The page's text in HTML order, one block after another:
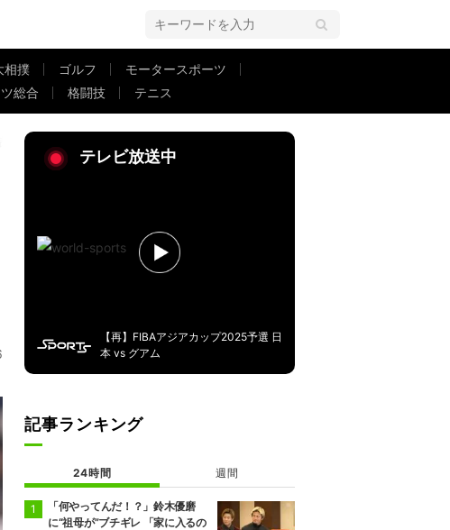
相撲 ゴルフ
モータースポーツ
総合 格闘技 テニス
エースの“険しすぎる表情”にSNS騒然！「マジで信じられんって感じ」「泣きそう
テレビ放送中
【再】FIBAアジアカップ2025予選 日
本 vs グアム
記事ランキング
24時間 週間
「何やってんだ！？」鈴木優磨
に“祖母が”ブチギレ 「家に入るの